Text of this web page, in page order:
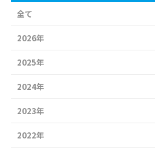
全て
2026年
2025年
2024年
2023年
2022年